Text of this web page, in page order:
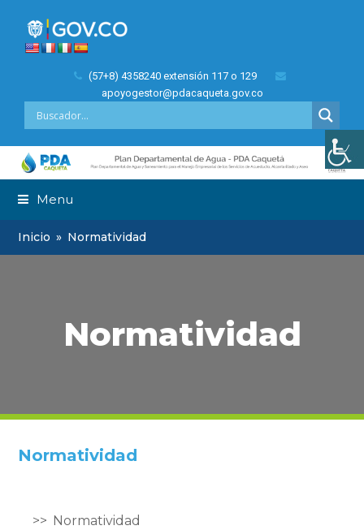
(57+8) 4358240 extensión 117 o 129
apoyogestor@pdacaqueta.gov.co
Menu
Inicio » Normatividad
Normatividad
Normatividad
Normatividad